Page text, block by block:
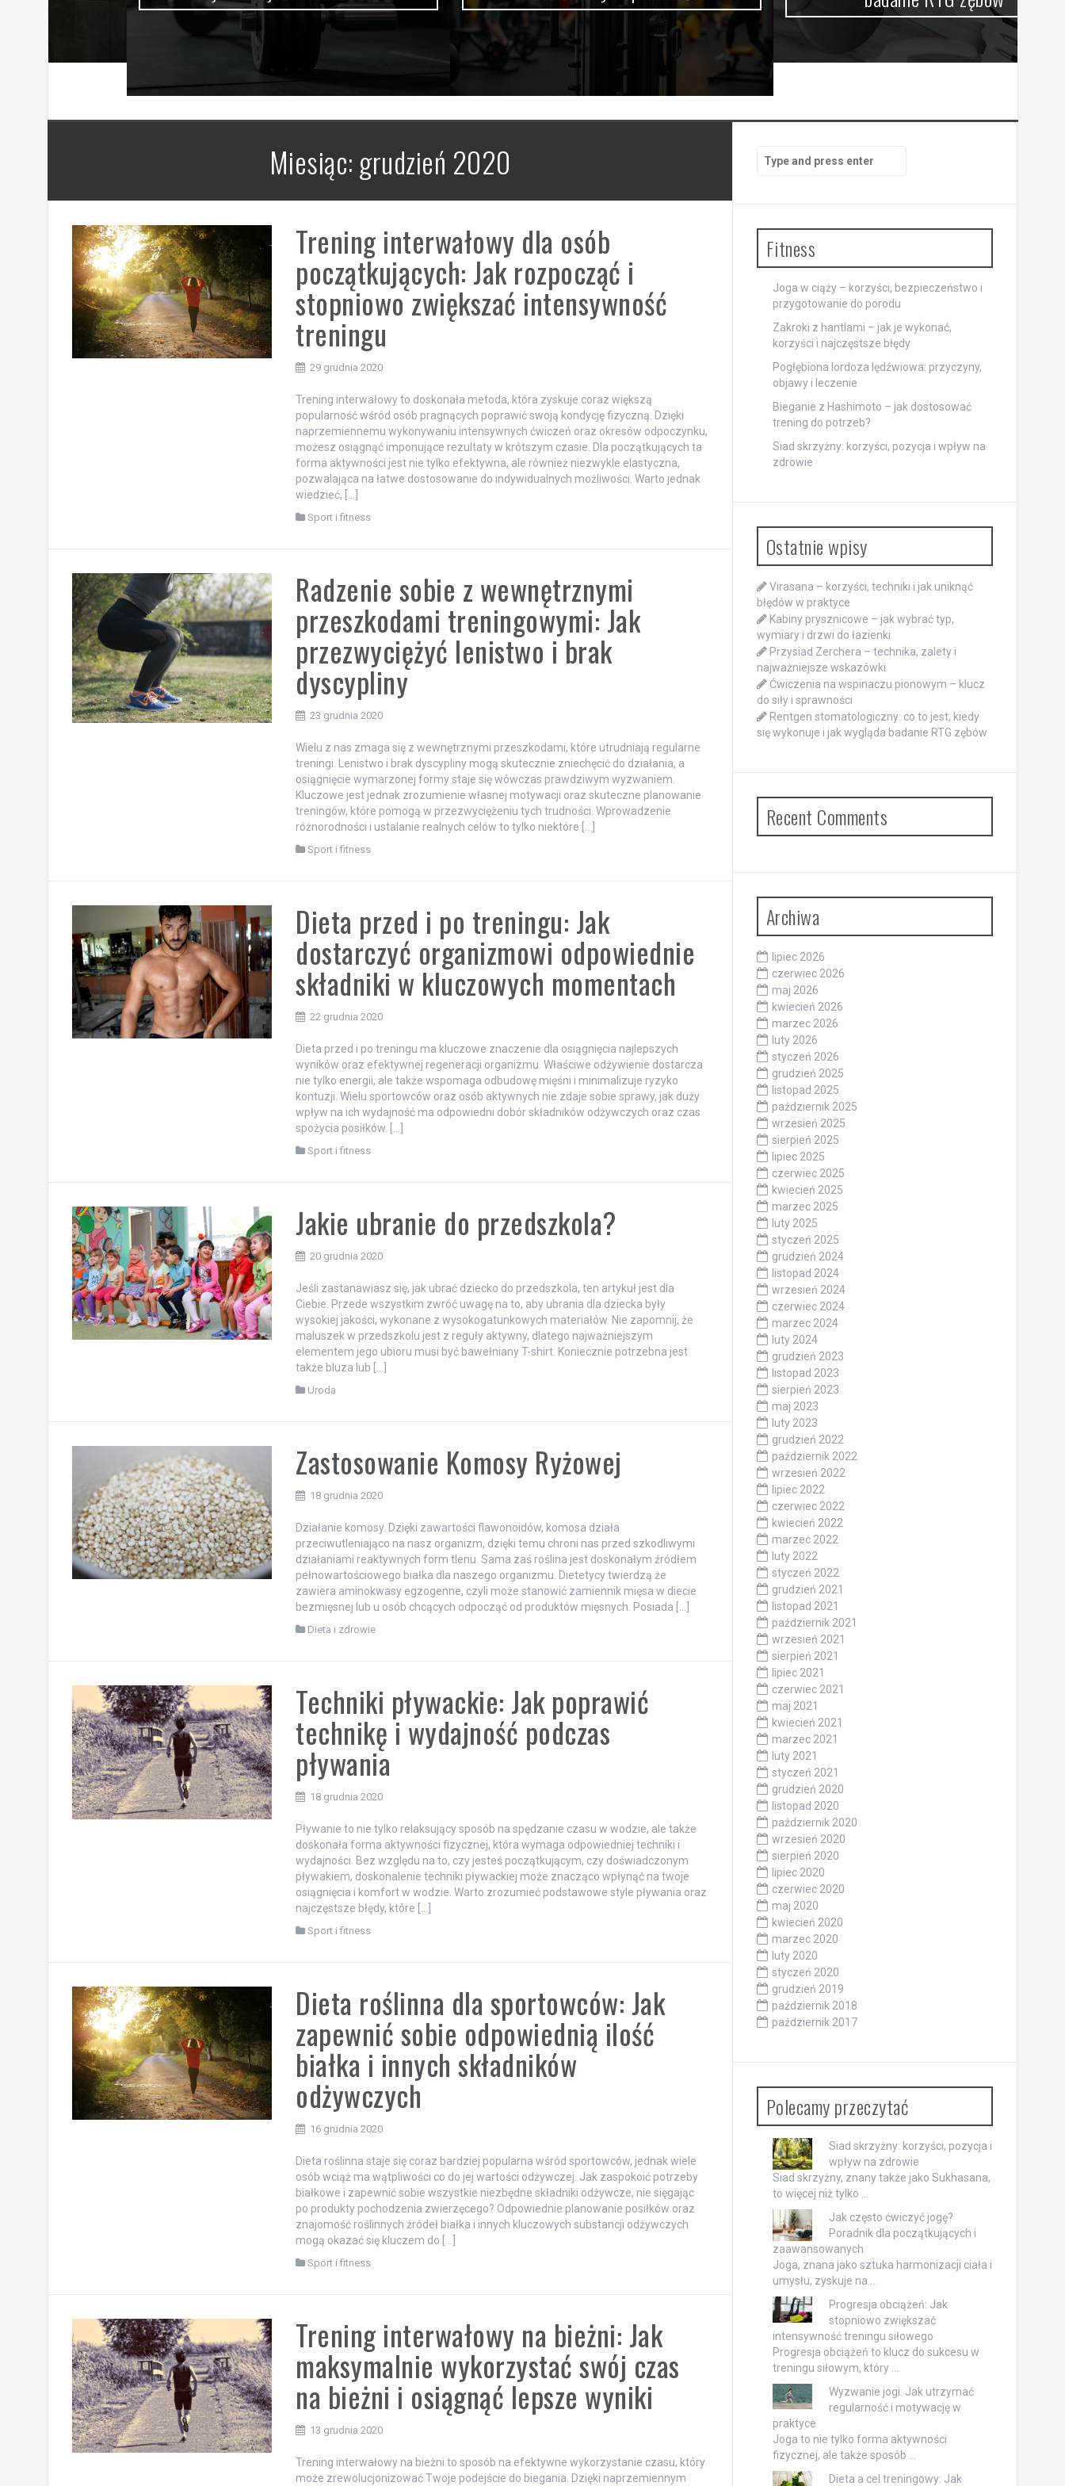
Miesiąc:grudzień 2020
Trening interwałowy dla osób
początkujących: Jak rozpocząć i
stopniowo zwiększać intensywność
treningu
29 grudnia 2020
Trening interwałowy to doskonała metoda, która zyskuje coraz większą
popularność wśród osób pragnących poprawić swoją kondycję fizyczną. Dzięki
naprzemiennemu wykonywaniu intensywnych ćwiczeń oraz okresów odpoczynku,
możesz osiągnąć imponujące rezultaty w krótszym czasie. Dla początkujących ta
forma aktywności jest nie tylko efektywna, ale również niezwykle elastyczna,
pozwalająca na łatwe dostosowanie do indywidualnych możliwości. Warto jednak
wiedzieć, […]
Sport i fitness
Radzenie sobie z wewnętrznymi
przeszkodami treningowymi: Jak
przezwyciężyć lenistwo i brak
dyscypliny
23 grudnia 2020
Wielu z nas zmaga się z wewnętrznymi przeszkodami, które utrudniają regularne
treningi. Lenistwo i brak dyscypliny mogą skutecznie zniechęcić do działania, a
osiągnięcie wymarzonej formy staje się wówczas prawdziwym wyzwaniem.
Kluczowe jest jednak zrozumienie własnej motywacji oraz skuteczne planowanie
treningów, które pomogą w przezwyciężeniu tych trudności. Wprowadzenie
różnorodności i ustalanie realnych celów to tylko niektóre […]
Sport i fitness
Dieta przed i po treningu: Jak
dostarczyć organizmowi odpowiednie
składniki w kluczowych momentach
22 grudnia 2020
Dieta przed i po treningu ma kluczowe znaczenie dla osiągnięcia najlepszych
wyników oraz efektywnej regeneracji organizmu. Właściwe odżywienie dostarcza
nie tylko energii, ale także wspomaga odbudowę mięśni i minimalizuje ryzyko
kontuzji. Wielu sportowców oraz osób aktywnych nie zdaje sobie sprawy, jak duży
wpływ na ich wydajność ma odpowiedni dobór składników odżywczych oraz czas
spożycia posiłków. […]
Sport i fitness
Jakie ubranie do przedszkola?
20 grudnia 2020
Jeśli zastanawiasz się, jak ubrać dziecko do przedszkola, ten artykuł jest dla
Ciebie. Przede wszystkim zwróć uwagę na to, aby ubrania dla dziecka były
wysokiej jakości, wykonane z wysokogatunkowych materiałów. Nie zapomnij, że
maluszek w przedszkolu jest z reguły aktywny, dlatego najważniejszym
elementem jego ubioru musi być bawełniany T-shirt. Koniecznie potrzebna jest
także bluza lub […]
Zastosowanie Komosy Ryżowej
18 grudnia 2020
Działanie komosy. Dzięki zawartości flawonoidów, komosa działa
przeciwutleniająco na nasz organizm, dzięki temu chroni nas przed szkodliwymi
działaniami reaktywnych form tlenu. Sama zaś roślina jest doskonałym źródłem
pełnowartościowego białka dla naszego organizmu. Dietetycy twierdzą że
zawiera aminokwasy egzogenne, czyli może stanowić zamiennik mięsa w diecie
bezmięsnej lub u osób chcących odpocząć od produktów mięsnych. Posiada […]
Techniki pływackie: Jak poprawić
technikę i wydajność podczas
pływania
18 grudnia 2020
Pływanie to nie tylko relaksujący sposób na spędzanie czasu w wodzie, ale także
doskonała forma aktywności fizycznej, która wymaga odpowiedniej techniki i
wydajności. Bez względu na to, czy jesteś początkującym, czy doświadczonym
pływakiem, doskonalenie techniki pływackiej może znacząco wpłynąć na twoje
osiągnięcia i komfort w wodzie. Warto zrozumieć podstawowe style pływania oraz
najczęstsze błędy, które […]
Sport i fitness
Dieta roślinna dla sportowców: Jak
zapewnić sobie odpowiednią ilość
białka i innych składników
odżywczych
16 grudnia 2020
Dieta roślinna staje się coraz bardziej popularna wśród sportowców, jednak wiele
osób wciąż ma wątpliwości co do jej wartości odżywczej. Jak zaspokoić potrzeby
białkowe i zapewnić sobie wszystkie niezbędne składniki odżywcze, nie sięgając
po produkty pochodzenia zwierzęcego? Odpowiednie planowanie posiłków oraz
znajomość roślinnych źródeł białka i innych kluczowych substancji odżywczych
mogą okazać się kluczem do […]
Sport i fitness
Trening interwałowy na bieżni: Jak
maksymalnie wykorzystać swój czas
na bieżni i osiągnąć lepsze wyniki
13 grudnia 2020
Trening interwałowy na bieżni to sposób na efektywne wykorzystanie czasu, który
Search
Fitness
Joga w ciąży – korzyści, bezpieczeństwo i
przygotowanie do porodu
Zakroki z hantlami – jak je wykonać,
korzyści i najczęstsze błędy
Pogłębiona lordoza lędźwiowa: przyczyny,
objawy i leczenie
Bieganie z Hashimoto – jak dostosować
trening do potrzeb?
Siad skrzyżny: korzyści, pozycja i wpływ na
Ostatnie wpisy
Virasana – korzyści, techniki i jak uniknąć
błędów w praktyce
Kabiny prysznicowe – jak wybrać typ,
wymiary i drzwi do łazienki
Przysiad Zerchera – technika, zalety i
najważniejsze wskazówki
Ćwiczenia na wspinaczu pionowym – klucz
do siły i sprawności
Rentgen stomatologiczny: co to jest, kiedy
się wykonuje i jak wygląda badanie RTG zębów
Recent Comments
Archiwa
lipiec 2026
czerwiec 2026
maj 2026
kwiecień 2026
marzec 2026
luty 2026
styczeń 2026
grudzień 2025
listopad 2025
październik 2025
wrzesień 2025
sierpień 2025
lipiec 2025
czerwiec 2025
kwiecień 2025
marzec 2025
luty 2025
styczeń 2025
grudzień 2024
listopad 2024
wrzesień 2024
czerwiec 2024
marzec 2024
luty 2024
grudzień 2023
listopad 2023
sierpień 2023
maj 2023
luty 2023
grudzień 2022
październik 2022
wrzesień 2022
lipiec 2022
czerwiec 2022
kwiecień 2022
marzec 2022
luty 2022
styczeń 2022
grudzień 2021
listopad 2021
październik 2021
wrzesień 2021
sierpień 2021
lipiec 2021
czerwiec 2021
maj 2021
kwiecień 2021
marzec 2021
luty 2021
styczeń 2021
grudzień 2020
listopad 2020
październik 2020
wrzesień 2020
sierpień 2020
lipiec 2020
czerwiec 2020
maj 2020
kwiecień 2020
marzec 2020
luty 2020
styczeń 2020
grudzień 2019
październik 2018
październik 2017
Polecamy przeczytać
Siad skrzyżny: korzyści, pozycja i
wpływ na zdrowie
Siad skrzyżny, znany także jako Sukhasana,
to więcej niż tylko …
Jak często ćwiczyć jogę?
Poradnik dla początkujących i
zaawansowanych
Joga, znana jako sztuka harmonizacji ciała i
umysłu, zyskuje na …
Progresja obciążeń: Jak
stopniowo zwiększać
intensywność treningu siłowego
Progresja obciążeń to klucz do sukcesu w
treningu siłowym, który …
Wyzwanie jogi: Jak utrzymać
regularność i motywację w
praktyce
Joga to nie tylko forma aktywności
fizycznej, ale także sposób …